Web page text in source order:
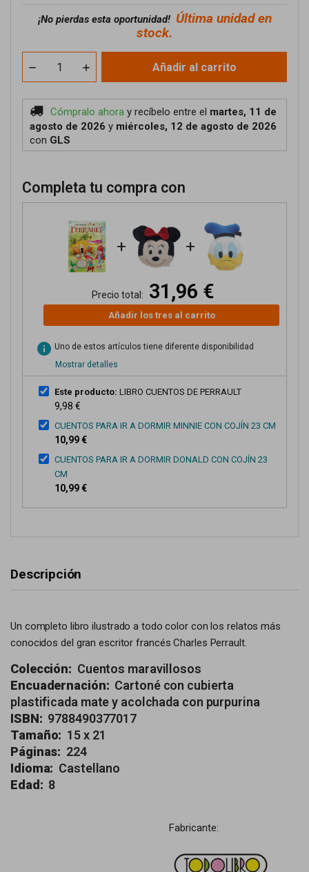
¡No pierdas esta oportunidad! Última unidad en
stock.
Añadir al carrito
Cómpralo ahora y recíbelo entre el martes, 11 de
agosto de 2026 y miércoles, 12 de agosto de 2026
con GLS
Completa tu compra con
+ +
Precio total: 31,96 €
Añadir los tres al carrito
info Uno de estos artículos tiene diferente disponibilidad
Mostrar detalles
Este producto: LIBRO CUENTOS DE PERRAULT
9,98 €
CUENTOS PARA IR A DORMIR MINNIE CON COJÍN 23 CM
10,99 €
CUENTOS PARA IR A DORMIR DONALD CON COJÍN 23
CM
10,99 €
Descripción
Un completo libro ilustrado a todo color con los relatos más
conocidos del gran escritor francés Charles Perrault.
Colección: Cuentos maravillosos
Encuadernación: Cartoné con cubierta
plastificada mate y acolchada con purpurina
ISBN: 9788490377017
Tamaño: 15 x 21
Páginas: 224
Idioma: Castellano
Edad: 8
Fabricante: